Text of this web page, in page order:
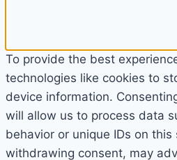
To provide the best
technologies like cookies to
device information.
will allow us to process data
behavior or unique IDs on
withdrawing consent, may